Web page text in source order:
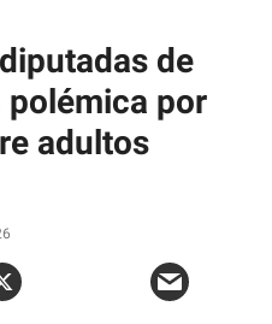
de
polémica por
adultos